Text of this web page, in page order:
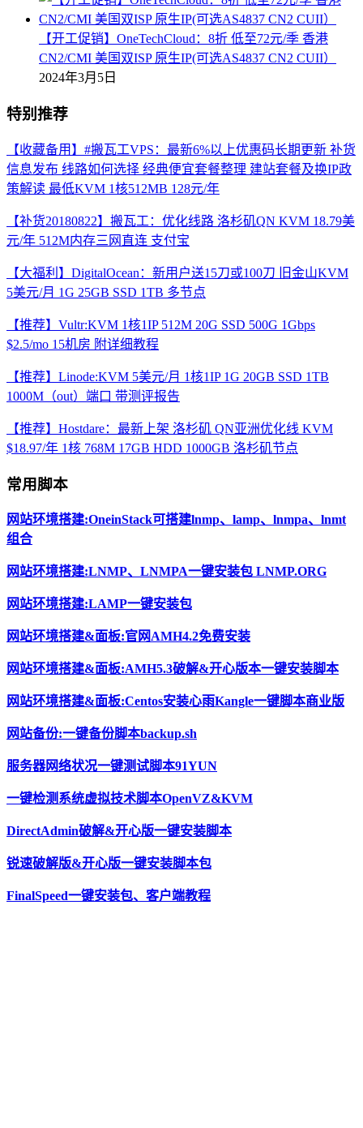
【开工促销】OneTechCloud：8折 低至72元/季 香港
CN2/CMI 美国双ISP 原生IP(可选AS4837 CN2 CUII）
2024年3月5日
特别推荐
【收藏备用】#搬瓦工VPS：最新6%以上优惠码长期更新 补货
信息发布 线路如何选择 经典便宜套餐整理 建站套餐及换IP政
策解读 最低KVM 1核512MB 128元/年
【补货20180822】搬瓦工：优化线路 洛杉矶QN KVM 18.79美
元/年 512M内存三网直连 支付宝
【大福利】DigitalOcean：新用户送15刀或100刀 旧金山KVM
5美元/月 1G 25GB SSD 1TB 多节点
【推荐】Vultr:KVM 1核1IP 512M 20G SSD 500G 1Gbps
$2.5/mo 15机房 附详细教程
【推荐】Linode:KVM 5美元/月 1核1IP 1G 20GB SSD 1TB
1000M（out）端口 带测评报告
【推荐】Hostdare：最新上架 洛杉矶 QN亚洲优化线 KVM
$18.97/年 1核 768M 17GB HDD 1000GB 洛杉矶节点
常用脚本
网站环境搭建:OneinStack可搭建lnmp、lamp、lnmpa、lnmt
组合
网站环境搭建:LNMP、LNMPA一键安装包 LNMP.ORG
网站环境搭建:LAMP一键安装包
网站环境搭建&面板:官网AMH4.2免费安装
网站环境搭建&面板:AMH5.3破解&开心版本一键安装脚本
网站环境搭建&面板:Centos安装心雨Kangle一键脚本商业版
网站备份:一键备份脚本backup.sh
服务器网络状况一键测试脚本91YUN
一键检测系统虚拟技术脚本OpenVZ&KVM
DirectAdmin破解&开心版一键安装脚本
锐速破解版&开心版一键安装脚本包
FinalSpeed一键安装包、客户端教程